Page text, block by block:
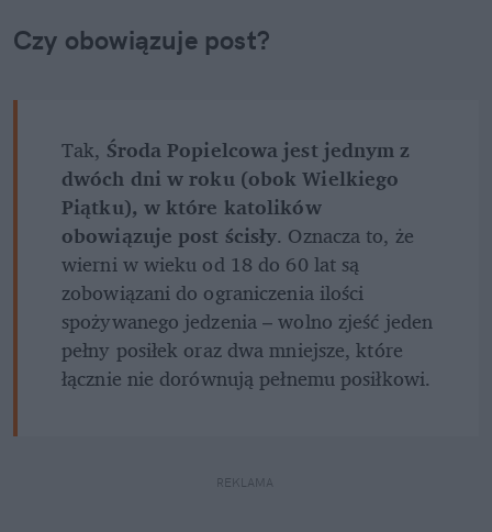
Czy obowiązuje post?
Tak, Środa Popielcowa jest jednym z
dwóch dni w roku (obok Wielkiego
Piątku), w które katolików
obowiązuje post ścisły. Oznacza to, że
wierni w wieku od 18 do 60 lat są
zobowiązani do ograniczenia ilości
spożywanego jedzenia – wolno zjeść jeden
pełny posiłek oraz dwa mniejsze, które
łącznie nie dorównują pełnemu posiłkowi.
REKLAMA